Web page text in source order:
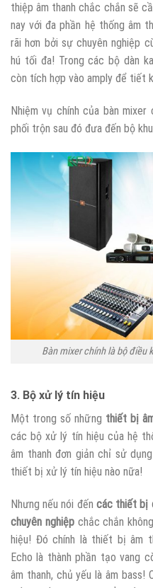
thiệp âm thanh chắc chắn sẽ
nay với đa phần hệ thống âm
rãi hơn bởi sự chuyên nghiệp
hú tối đa! Trong các bộ dàn
còn tích hợp vào amply để tiết
Nhiệm vụ chính của bàn
phối trộn sau đó đưa đến bộ
Bàn mixer chính là bộ điều
3. Bộ xử lý tín hiệu
Một trong số những thiết bị
các bộ xử lý tín hiệu của hệ
âm thanh đơn giản chỉ sử
thiết bị xử lý tín hiệu nào nữa!
Nhưng nếu nói đến các thiết bị
chuyên nghiệpchắc chắn
hiệu! Đó chính là thiết bị âm
Echo là thành phần tạo vang
âm thanh, chủ yếu là âm bass!